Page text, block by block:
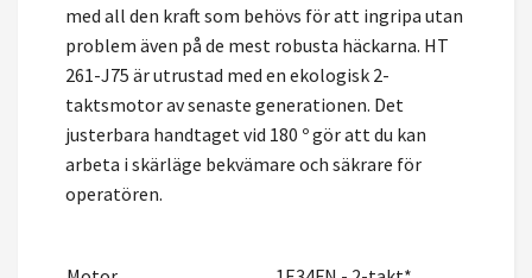
med all den kraft som behövs för att ingripa utan
problem även på de mest robusta häckarna. HT
261-J75 är utrustad med en ekologisk 2-
taktsmotor av senaste generationen. Det
justerbara handtaget vid 180 º gör att du kan
arbeta i skärläge bekvämare och säkrare för
operatören.